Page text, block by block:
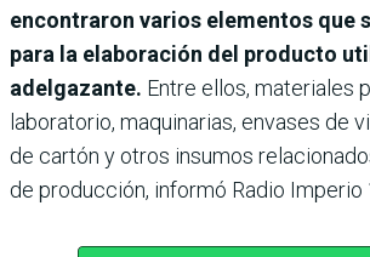
encontraron varios elementos que
para la elaboración del producto
adelgazante. Entre ellos, materiales
laboratorio, maquinarias, envases de
de cartón y otros insumos
de producción, informó Radio Imperio